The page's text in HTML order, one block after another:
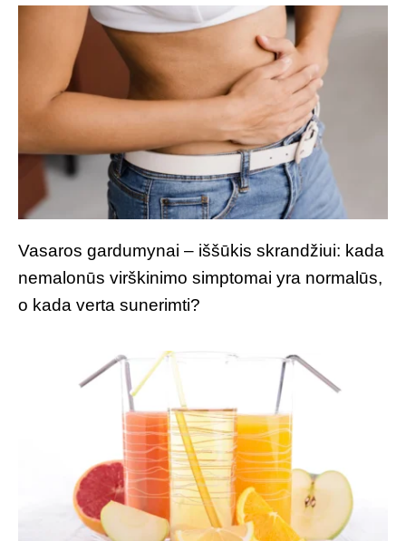
Vasaros gardumynai – iššūkis skrandžiui: kada
nemalonūs virškinimo simptomai yra normalūs,
o kada verta sunerimti?